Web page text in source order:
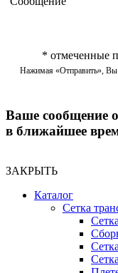
* отмеченные
Нажимая «Отправить», Вы
Ваше сообщение
в ближайшее
ЗАКРЫТЬ
Каталог
Сетка